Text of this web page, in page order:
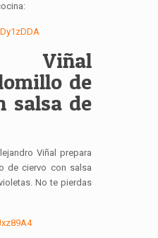
Viñal
de
salsa de
Viñal prepara
de ciervo con salsa
No te pierdas